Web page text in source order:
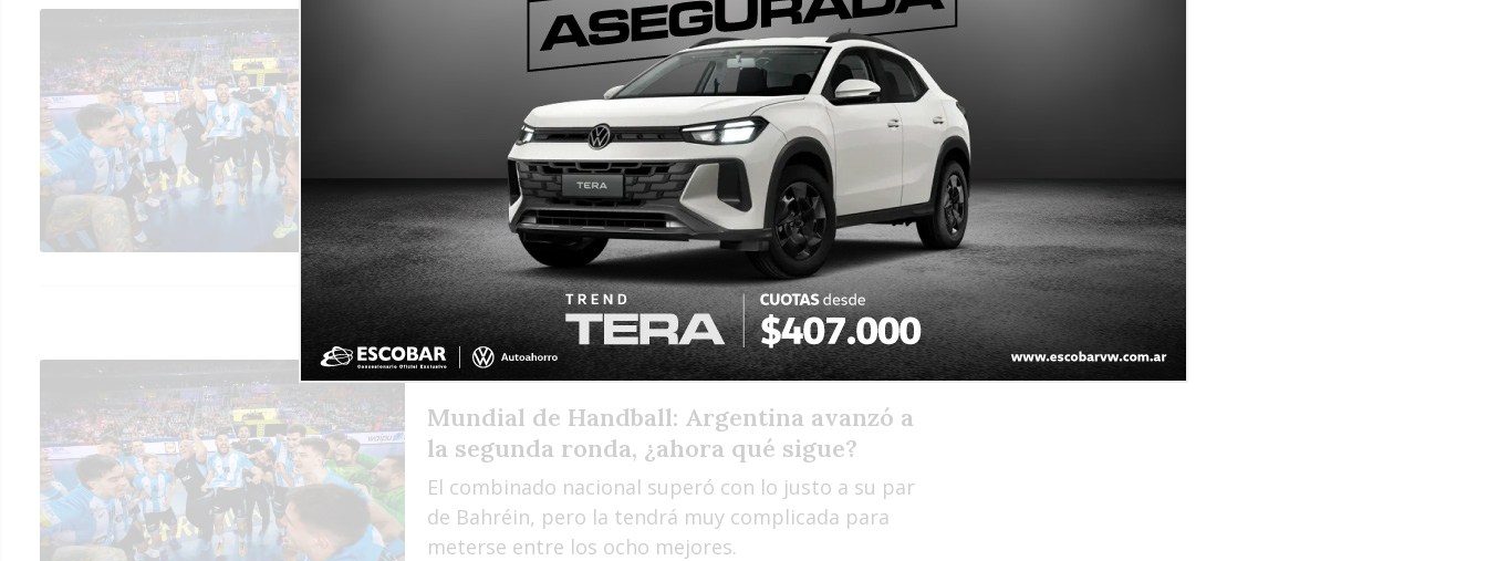
Mundial de handball: Los Gladiadores
inician su participanción en la segunda
La selección argentina se mide este miércoles con
Eslovenia. Los dirigidos por Rodolfo Jung necesitan
ganar para soñar con la clasificación a cuartos de
final.
Mundial de Handball: Argentina avanzó a
la segunda ronda, ¿ahora qué sigue?
El combinado nacional superó con lo justo a su par
de Bahréin, pero la tendrá muy complicada para
meterse entre los ocho mejores.